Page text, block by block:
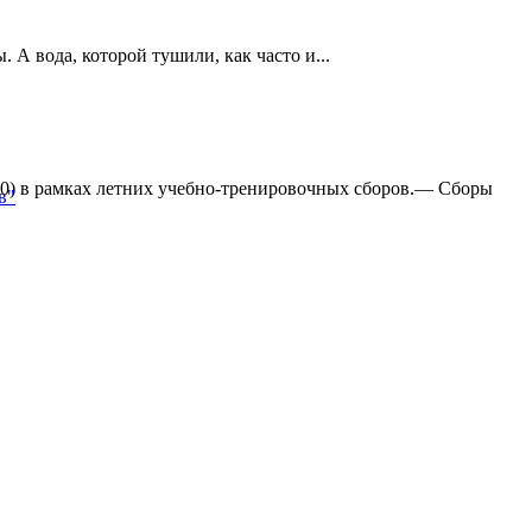
вода, которой тушили, как часто и...
в рамках летних учебно-тренировочных сборов.— Сборы